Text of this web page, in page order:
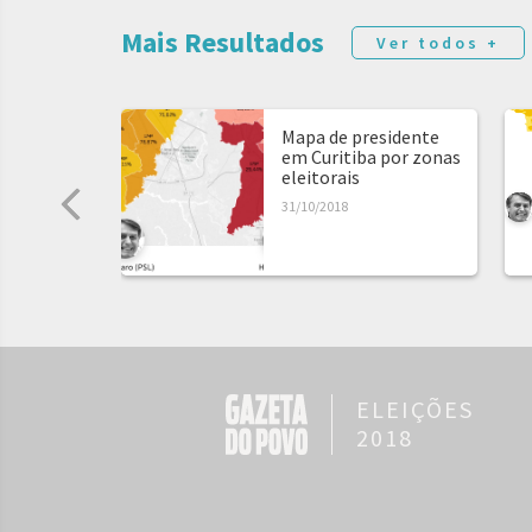
Mais Resultados Ver todos +
Mapa de presidente
em Curitiba por zonas
eleitorais
31/10/2018
ELEIÇÕES
2018